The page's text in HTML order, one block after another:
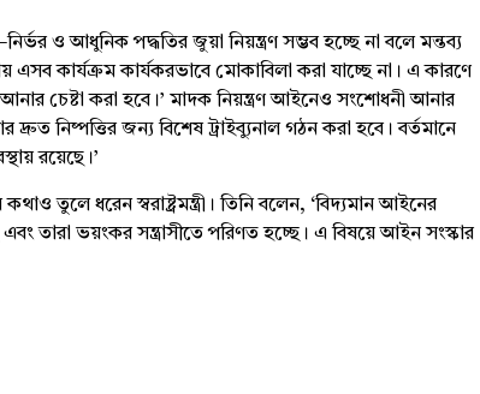
ও আধুনিক পদ্ধতির জুয়া নিয়ন্ত্রণ সম্ভব হচ্ছে না বলে মন্তব্য
এসব কার্যক্রম কার্যকরভাবে মোকাবিলা করা যাচ্ছে না। এ কারণে
চেষ্টা করা হবে।’ মাদক নিয়ন্ত্রণ আইনেও সংশোধনী আনার
নিষ্পত্তির জন্য বিশেষ ট্রাইব্যুনাল গঠন করা হবে। বর্তমানে
রয়েছে।’
তুলে ধরেন স্বরাষ্ট্রমন্ত্রী। তিনি বলেন, ‘বিদ্যমান আইনের
তারা ভয়ংকর সন্ত্রাসীতে পরিণত হচ্ছে। এ বিষয়ে আইন সংস্কার